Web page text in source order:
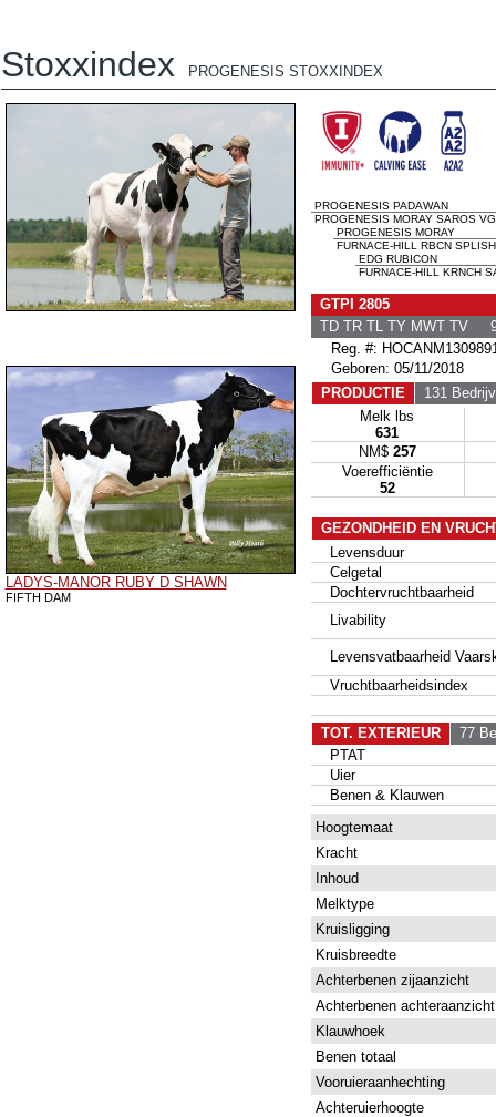
Stoxxindex PROGENESIS STOXXINDEX
LADYS-MANOR RUBY D SHAWN
FIFTH DAM
PROGENESIS PADAWAN
PROGENESIS MORAY SAROS
PROGENESIS MORAY
FURNACE-HILL RBCN
EDG RUBICON
FURNACE-HILL KRNCH
GTPI 2805
TD TR TL TY MWT TV
Reg. #:
Geboren: 05/11/2018
PRODUCTIE
131
Melk lbs
631
NM$ 257
Voerefficiëntie
52
GEZONDHEID EN
Levensduur
Celgetal
Dochtervruchtbaarheid
Livability
Levensvatbaarheid
Vruchtbaarheidsindex
TOT. EXTERIEUR
77
PTAT
Uier
Benen & Klauwen
Hoogtemaat
Kracht
Inhoud
Melktype
Kruisligging
Kruisbreedte
Achterbenen zijaanzicht
Achterbenen achteraanzicht
Klauwhoek
Benen totaal
Vooruieraanhechting
Achteruierhoogte